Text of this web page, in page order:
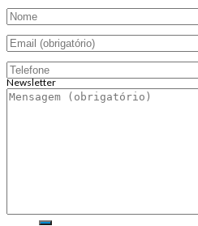
Newsletter
Endereço de email:
por: